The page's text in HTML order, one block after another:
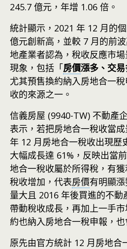
245.7 億元，年增 1.06 倍。
統計顯示，2021 年 12 月的
億元創新高，並較 7 月的前
地產業者認為，稅收反應市
現象，包括「房價漲多、交
尤其預售換約納入房地合一
收的來源之一。
信義房屋 (9940-TW) 不動產
表示，若把房地合一稅收當
年 12 月房地合一稅收出現歷
大幅成長達 61%，反映出當
地合一稅收屬於所得稅，有
稅收增加，代表房價有明顯
量大且 2016 年後買進的不動
帶動稅收成長，再加上一手
約也納入房地合一稅申報，
原先由官方統計 12 月房地合